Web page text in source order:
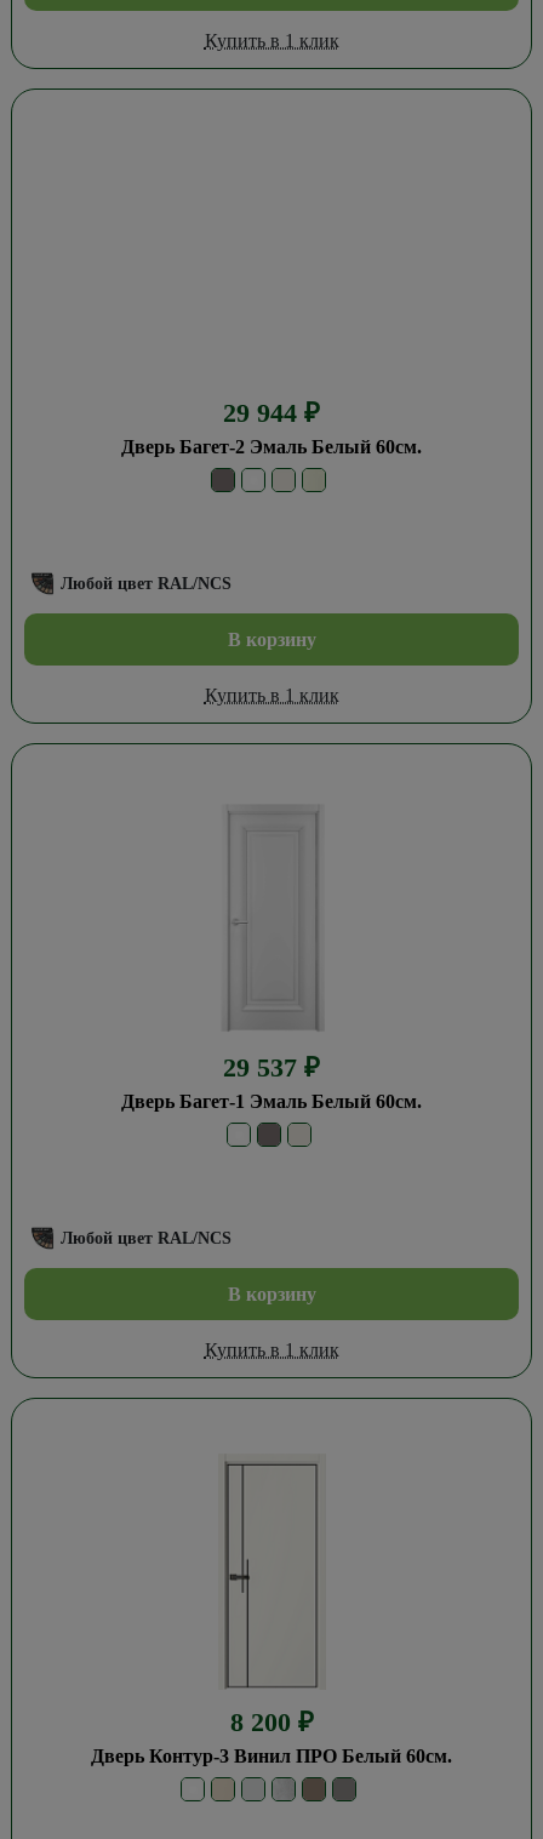
Купить в 1 клик
29 944 ₽
Дверь Багет-2 Эмаль Белый 60см.
Любой цвет RAL/NCS
В корзину
Купить в 1 клик
29 537 ₽
Дверь Багет-1 Эмаль Белый 60см.
Любой цвет RAL/NCS
В корзину
Купить в 1 клик
8 200 ₽
Дверь Контур-3 Винил ПРО Белый 60см.